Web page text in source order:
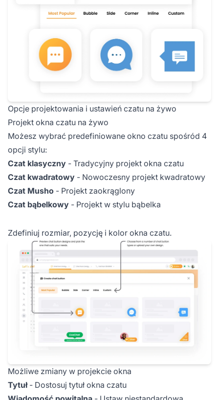
Opcje projektowania i ustawień czatu na żywo
Projekt okna czatu na żywo
Możesz wybrać predefiniowane okno czatu spośród 4
opcji stylu:
Czat klasyczny - Tradycyjny projekt okna czatu
Czat kwadratowy - Nowoczesny projekt kwadratowy
Czat Musho - Projekt zaokrąglony
Czat bąbelkowy - Projekt w stylu bąbelka
Zdefiniuj rozmiar, pozycję i kolor okna czatu.
Możliwe zmiany w projekcie okna
Tytuł- Dostosuj tytuł okna czatu